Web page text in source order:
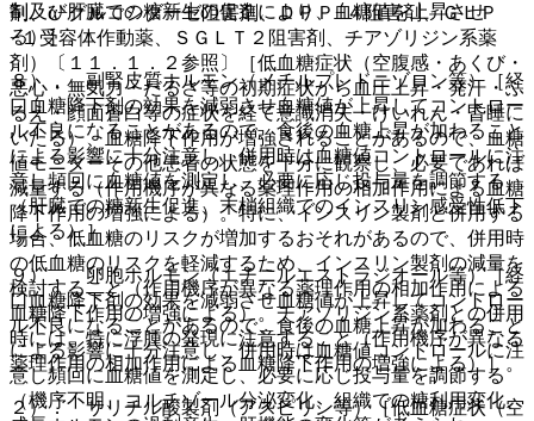
制及び肝臓での糖新生の促進により、血糖値を上昇させ
る）］。
８）． 副腎皮質ホルモン（メチルプレドニゾロン等）［経
口血糖降下剤の効果を減弱させ血糖値が上昇してコントロー
ル不良になることがあるので、食後の血糖上昇が加わること
による影響に十分注意し、併用時は血糖値コントロールに注
意し頻回に血糖値を測定し、必要に応じ投与量を調節する
（肝臓での糖新生促進、末梢組織でのインスリン感受性低下
による）］。
９）． 卵胞ホルモン（エチニルエストラジオール等）［経
口血糖降下剤の効果を減弱させ血糖値が上昇してコントロー
ル不良になることがあるので、食後の血糖上昇が加わること
による影響に十分注意し、併用時は血糖値コントロールに注
意し頻回に血糖値を測定し、必要に応じ投与量を調節する
（機序不明、コルチゾール分泌変化、組織での糖利用変化、
剤、α−グルコシダーゼ阻害剤、ＤＰＰ−４阻害剤、ＧＬＰ
−１受容体作動薬、ＳＧＬＴ２阻害剤、チアゾリジン系薬
剤）〔１１．１．２参照〕［低血糖症状（空腹感・あくび・
悪心・無気力・だるさ等の初期症状から血圧上昇・発汗・ふ
るえ・顔面蒼白等の症状を経て意識消失・けいれん・昏睡に
いたる）、血糖降下作用が増強されることがあるので、血糖
値モニターその他患者の状態を十分に観察し、必要であれば
減量する（作用機序が異なる薬理作用の相加作用による血糖
降下作用の増強による）。特に、インスリン製剤と併用する
場合、低血糖のリスクが増加するおそれがあるので、併用時
の低血糖のリスクを軽減するため、インスリン製剤の減量を
検討すること（作用機序が異なる薬理作用の相加作用による
血糖降下作用の増強による）。チアゾリジン系薬剤との併用
時には、特に浮腫の発現に注意すること（作用機序が異なる
薬理作用の相加作用による血糖降下作用の増強による）］。
２）． サリチル酸製剤（アスピリン等）［低血糖症状（空